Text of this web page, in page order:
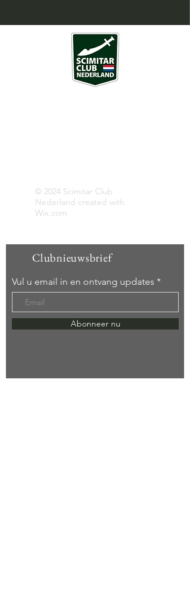
© 2024 Scimitar Club
Nederland created with
Wix.com
Clubnieuwsbrief
Vul u email in en ontvang updates
Abonneer nu